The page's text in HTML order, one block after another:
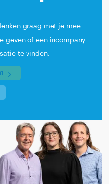
graag met je mee
geven of een incompany
te vinden.